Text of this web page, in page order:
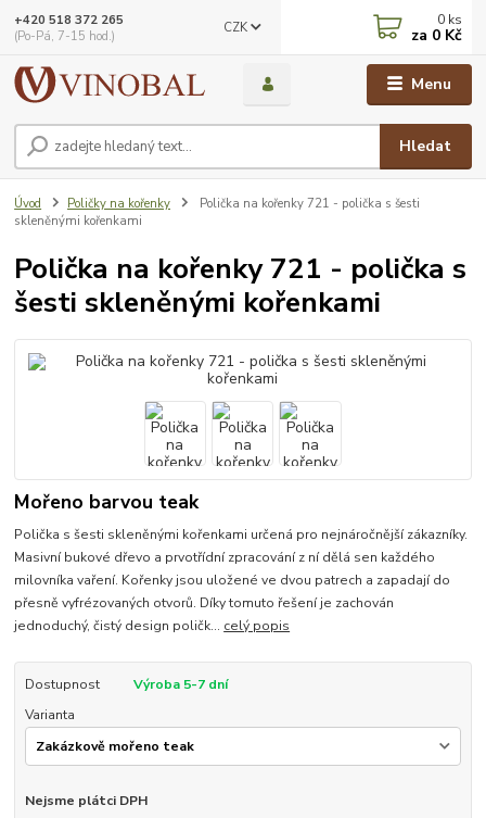
Menu
CZK
Hledat
+420 518 372 265
(Po-Pá, 7-15 hod.)
0 ks
za 0 Kč
Úvod Poličky na kořenky
Polička na kořenky 721 - polička s šesti
skleněnými kořenkami
Polička na kořenky 721 - polička s
šesti skleněnými kořenkami
Mořeno barvou teak
Polička s šesti skleněnými kořenkami určená pro nejnáročnější zákazníky.
Masivní bukové dřevo a prvotřídní zpracování z ní dělá sen každého
milovníka vaření. Kořenky jsou uložené ve dvou patrech a zapadají do
přesně vyfrézovaných otvorů. Díky tomuto řešení je zachován
jednoduchý, čistý design poličk... celý popis
Dostupnost
Výroba 5-7 dní
Varianta
Nejsme plátci DPH